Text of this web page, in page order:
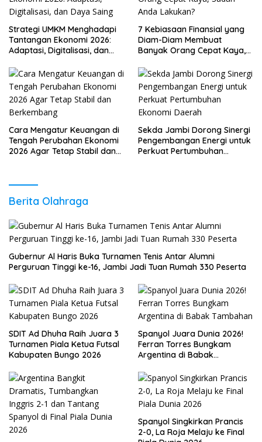
Strategi UMKM Menghadapi
Tantangan Ekonomi 2026:
Adaptasi, Digitalisasi, dan
7 Kebiasaan Finansial yang
Diam-Diam Membuat
Banyak Orang Cepat Kaya,
Cara Mengatur Keuangan di
Tengah Perubahan Ekonomi
2026 Agar Tetap Stabil dan
Sekda Jambi Dorong Sinergi
Pengembangan Energi untuk
Perkuat Pertumbuhan
Berita Olahraga
Gubernur Al Haris Buka Turnamen Tenis Antar Alumni
Perguruan Tinggi ke-16, Jambi Jadi Tuan Rumah 330 Peserta
SDIT Ad Dhuha Raih Juara 3
Turnamen Piala Ketua Futsal
Kabupaten Bungo 2026
Spanyol Juara Dunia 2026!
Ferran Torres Bungkam
Argentina di Babak
Spanyol Singkirkan Prancis
2-0, La Roja Melaju ke Final